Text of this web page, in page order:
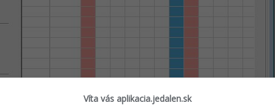
Víta vás aplikacia.jedalen.sk